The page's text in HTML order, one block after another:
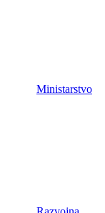
Ministarstvo